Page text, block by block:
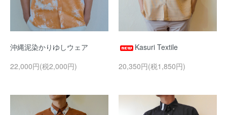
沖縄泥染かりゆしウェア
22,000円(税2,000円)
Kasuri Textile
20,350円(税1,850円)